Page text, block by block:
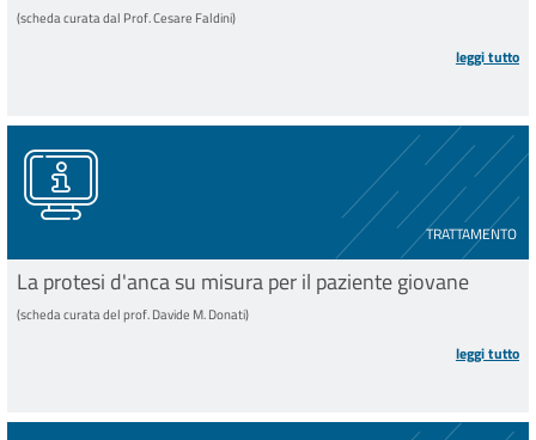
(scheda curata dal Prof. Cesare Faldini)
leggi tutto
TRATTAMENTO
La protesi d'anca su misura per il paziente giovane
(scheda curata del prof. Davide M. Donati)
leggi tutto